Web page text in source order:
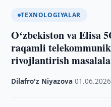
TEXNOLOGIYALAR
Oʻzbekiston va Elisa
raqamli
rivojlantirish
Dilafro'z Niyazova ·01.06.2026